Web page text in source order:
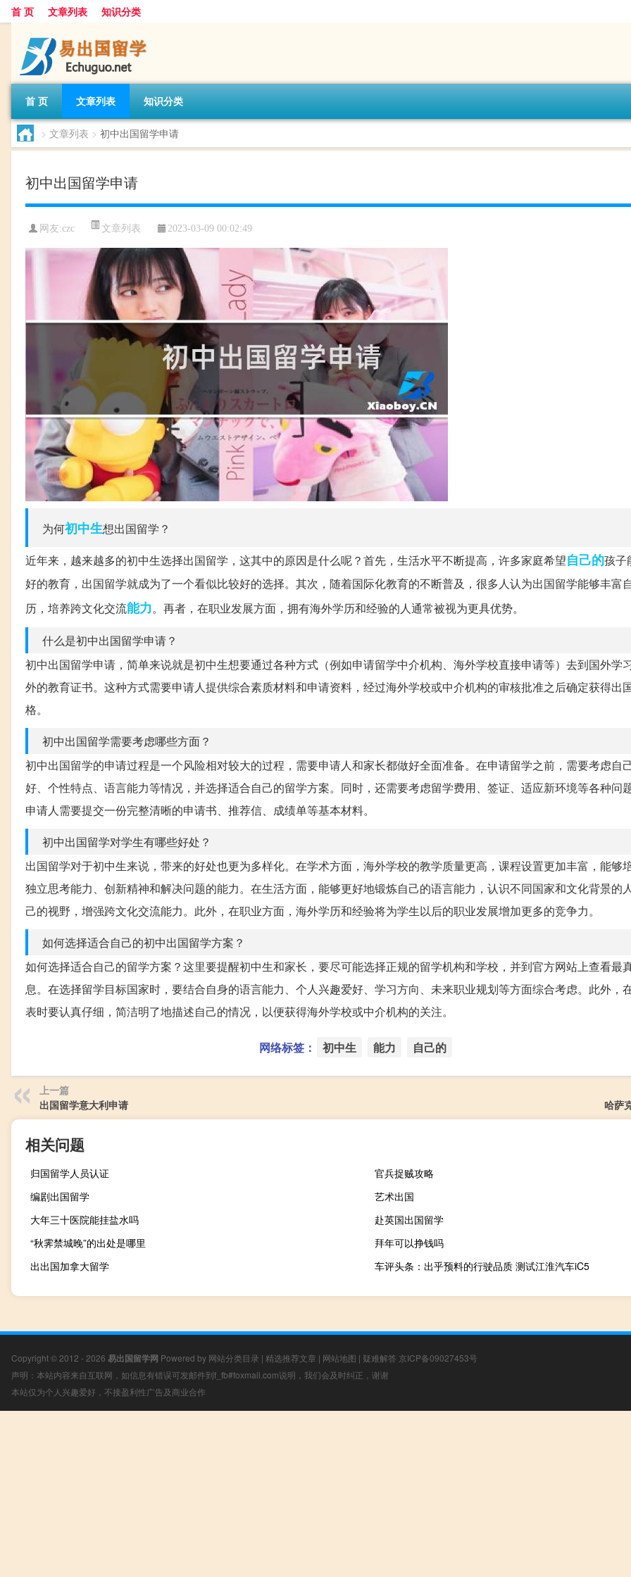
首 页 文章列表 知识分类
首 页 文章列表 知识分类
> 文章列表 > 初中出国留学申请
初中出国留学申请
网友:czc 文章列表 2023-03-09 00:02:49
为何初中生想出国留学？
近年来，越来越多的初中生选择出国留学，这其中的原因是什么呢？首先，生活水平不断提高，许多家庭希望自己的孩子
好的教育，出国留学就成为了一个看似比较好的选择。其次，随着国际化教育的不断普及，很多人认为出国留学能够丰富
历，培养跨文化交流能力。再者，在职业发展方面，拥有海外学历和经验的人通常被视为更具优势。
什么是初中出国留学申请？
初中出国留学申请，简单来说就是初中生想要通过各种方式（例如申请留学中介机构、海外学校直接申请等）去到国外学
外的教育证书。这种方式需要申请人提供综合素质材料和申请资料，经过海外学校或中介机构的审核批准之后确定获得出
格。
初中出国留学需要考虑哪些方面？
初中出国留学的申请过程是一个风险相对较大的过程，需要申请人和家长都做好全面准备。在申请留学之前，需要考虑自
好、个性特点、语言能力等情况，并选择适合自己的留学方案。同时，还需要考虑留学费用、签证、适应新环境等各种问
申请人需要提交一份完整清晰的申请书、推荐信、成绩单等基本材料。
初中出国留学对学生有哪些好处？
出国留学对于初中生来说，带来的好处也更为多样化。在学术方面，海外学校的教学质量更高，课程设置更加丰富，能够
独立思考能力、创新精神和解决问题的能力。在生活方面，能够更好地锻炼自己的语言能力，认识不同国家和文化背景的
己的视野，增强跨文化交流能力。此外，在职业方面，海外学历和经验将为学生以后的职业发展增加更多的竞争力。
如何选择适合自己的初中出国留学方案？
如何选择适合自己的留学方案？这里要提醒初中生和家长，要尽可能选择正规的留学机构和学校，并到官方网站上查看最
息。在选择留学目标国家时，要结合自身的语言能力、个人兴趣爱好、学习方向、未来职业规划等方面综合考虑。此外，
表时要认真仔细，简洁明了地描述自己的情况，以便获得海外学校或中介机构的关注。
网络标签： 初中生 能力 自己的
上一篇
出国留学意大利申请
哈萨
相关问题
归国留学人员认证
官兵捉贼攻略
编剧出国留学
艺术出国
大年三十医院能挂盐水吗
赴英国出国留学
“秋霁禁城晚”的出处是哪里
拜年可以挣钱吗
出出国加拿大留学
车评头条：出乎预料的行驶品质 测试江淮汽车iC5
Copyright © 2012 - 2026 易出国留学网 Powered by 网站分类目录 | 精选推荐文章 | 网站地图 | 疑难解答 京ICP备09027453号
声明：本站内容来自互联网，如信息有错误可发邮件到f_fb#foxmail.com说明，我们会及时纠正，谢谢
本站仅为个人兴趣爱好，不接盈利性广告及商业合作